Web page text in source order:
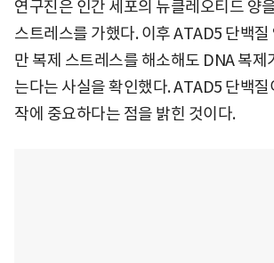
연구진은 인간 세포의 뉴클레오티드 양
스트레스를 가했다. 이후 ATAD5 단백질
만 복제 스트레스를 해소해도 DNA 복제
는다는 사실을 확인했다. ATAD5 단백질
작에 중요하다는 점을 밝힌 것이다.